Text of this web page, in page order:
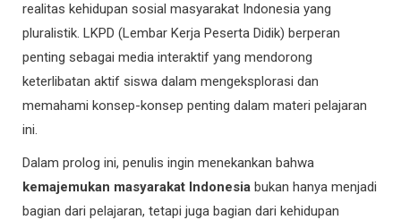
realitas kehidupan sosial masyarakat Indonesia yang
pluralistik. LKPD (Lembar Kerja Peserta Didik) berperan
penting sebagai media interaktif yang mendorong
keterlibatan aktif siswa dalam mengeksplorasi dan
memahami konsep-konsep penting dalam materi pelajaran
ini.
Dalam prolog ini, penulis ingin menekankan bahwa
kemajemukan masyarakat Indonesia bukan hanya menjadi
bagian dari pelajaran, tetapi juga bagian dari kehidupan